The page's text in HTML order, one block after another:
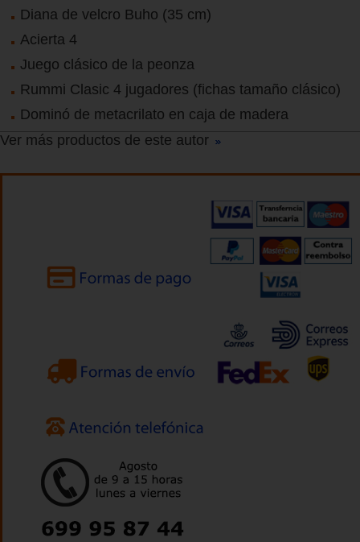
Diana de velcro Buho (35 cm)
Acierta 4
Juego clásico de la peonza
Rummi Clasic 4 jugadores (fichas tamaño clásico)
Dominó de metacrilato en caja de madera
Ver más productos de este autor